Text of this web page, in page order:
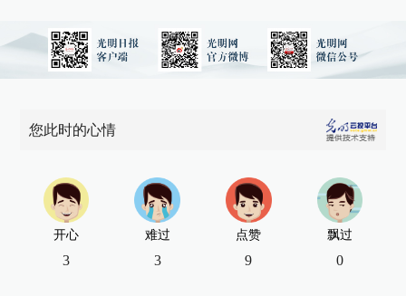
您此时的心情
开心
3
难过
3
点赞
9
飘过
0